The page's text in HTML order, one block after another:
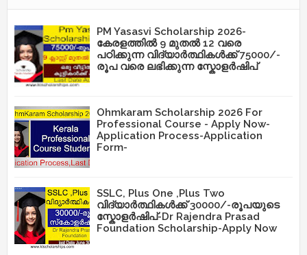
PM Yasasvi Scholarship 2026-
കേരളത്തിൽ 9 മുതൽ 12 വരെ
പഠിക്കുന്ന വിദ്യാർത്ഥികൾക്ക് 75000/-
രൂപ വരെ ലഭിക്കുന്ന സ്കോളർഷിപ്
Ohmkaram Scholarship 2026 For
Professional Course - Apply Now-
Application Process-Application
Form-
SSLC, Plus One ,Plus Two
വിദ്യാർത്ഥികൾക്ക് 30000/-രൂപയുടെ
സ്കോളർഷിപ്-Dr Rajendra Prasad
Foundation Scholarship-Apply Now